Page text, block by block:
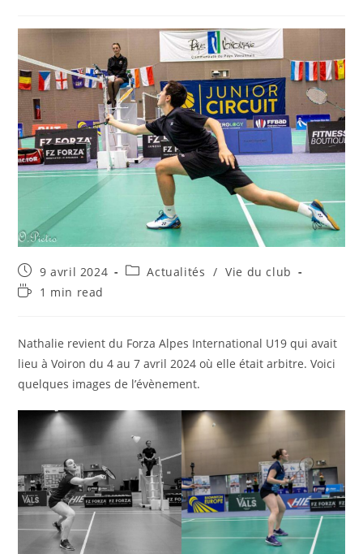
Publication
publiée :
9 avril 2024
PostActualités / Vie du club
Temps1 min read
Nathalie revient du Forza Alpes International U19 qui avait
lieu à Voiron du 4 au 7 avril 2024 où elle était arbitre. Voici
quelques images de l’évènement.